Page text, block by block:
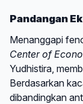
Pandangan
Menanggapi
Center of
Yudhistira,
Berdasarkan
dibandingkan